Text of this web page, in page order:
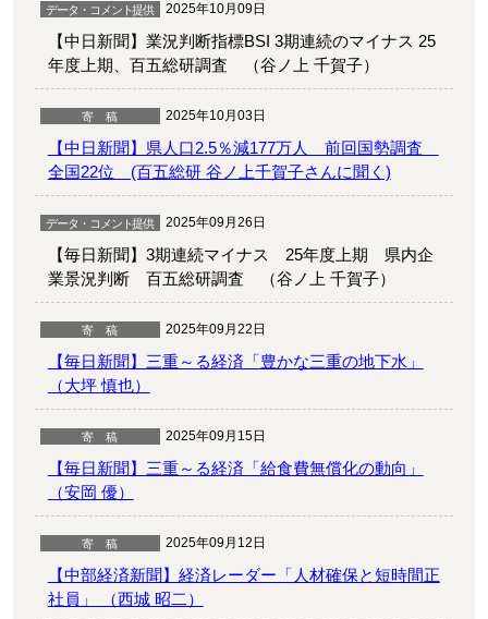
2025年10月09日
【中日新聞】業況判断指標BSI 3期連続のマイナス 25
年度上期、百五総研調査 （谷ノ上 千賀子）
2025年10月03日
【中日新聞】県人口2.5％減177万人 前回国勢調査
全国22位 (百五総研 谷ノ上千賀子さんに聞く)
2025年09月26日
【毎日新聞】3期連続マイナス 25年度上期 県内企
業景況判断 百五総研調査 （谷ノ上 千賀子）
2025年09月22日
【毎日新聞】三重～る経済「豊かな三重の地下水」
（大坪 慎也）
2025年09月15日
【毎日新聞】三重～る経済「給食費無償化の動向」
（安岡 優）
2025年09月12日
【中部経済新聞】経済レーダー「人材確保と短時間正
社員」 （西城 昭二）